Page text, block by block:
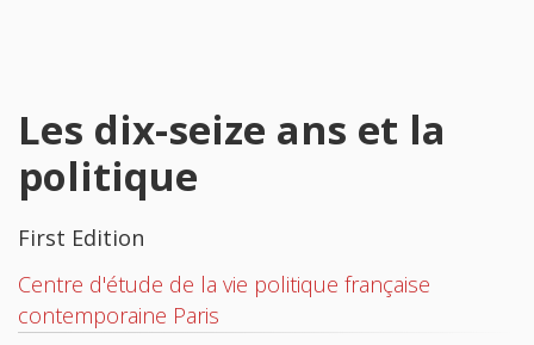
Les dix-seize ans et la
politique
First Edition
Centre d'étude de la vie politique française
contemporaine Paris